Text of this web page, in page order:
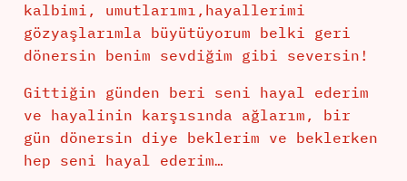
kalbimi, umutlarımı,hayallerimi
gözyaşlarımla büyütüyorum belki geri
dönersin benim sevdiğim gibi seversin!
Gittiğin günden beri seni hayal ederim
ve hayalinin karşısında ağlarım, bir
gün dönersin diye beklerim ve beklerken
hep seni hayal ederim…